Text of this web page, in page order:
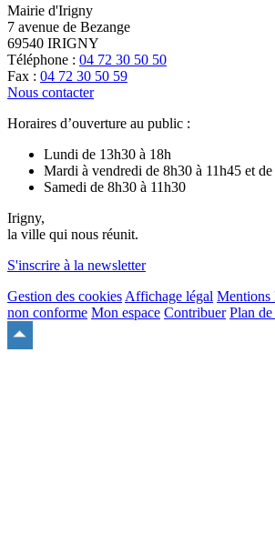
Mairie d'Irigny
7 avenue de Bezange
69540 IRIGNY
Téléphone : 04 72 30 50 50
Fax : 04 72 30 50 59
Nous contacter
Horaires d’ouverture au public :
Lundi de 13h30 à 18h
Mardi à vendredi de 8h30 à 11h45 et
Samedi de 8h30 à 11h30
Irigny,
la ville qui nous réunit.
S'inscrire à la newsletter
Gestion des cookiesAffichage légal Mentions
non conforme Mon espace Contribuer Plan de